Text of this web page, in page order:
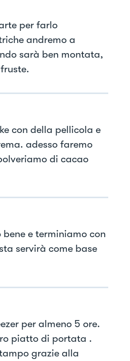
per farlo
andremo a
sarà ben montata,
con della pellicola e
adesso faremo
di cacao
e terminiamo con
servirà come base
per almeno 5 ore.
piatto di portata .
grazie alla